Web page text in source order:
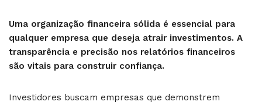
Uma organização financeira sólida é essencial para
qualquer empresa que deseja atrair investimentos. A
transparência e precisão nos relatórios financeiros
são vitais para construir confiança.
Investidores buscam empresas que demonstrem